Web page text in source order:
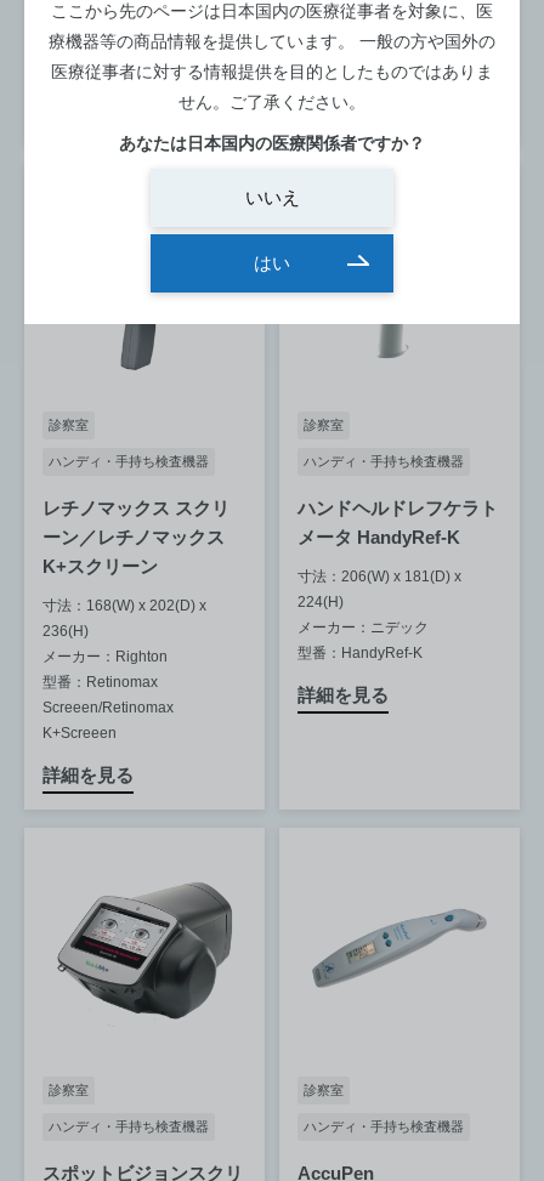
ここから先のページは日本国内の医療従事者を対象に、医
療機器等の商品情報を提供しています。
一般の方や国外の
医療従事者に対する情報提供を目的としたものではありま
せん。ご了承ください。
あなたは日本国内の医療関係者ですか？
いいえ
はい
型番：DR-070
詳細を見る
220(H)
メーカー：キーラー
型番：tonocare
詳細を見る
診察室
ハンディ・手持ち検査機器
レチノマックス スクリ
ーン／レチノマックス
K+スクリーン
寸法：168(W) x 202(D) x
236(H)
メーカー：Righton
型番：Retinomax
Screeen/Retinomax
K+Screeen
詳細を見る
診察室
ハンディ・手持ち検査機器
ハンドヘルドレフケラト
メータ HandyRef-K
寸法：206(W) x 181(D) x
224(H)
メーカー：ニデック
型番：HandyRef-K
詳細を見る
診察室
ハンディ・手持ち検査機器
スポットビジョンスクリ
診察室
ハンディ・手持ち検査機器
AccuPen